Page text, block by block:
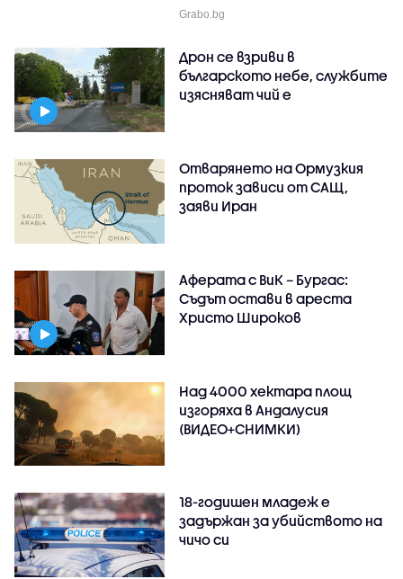
Grabo.bg
Дрон се взриви в
българското небе, службите
изясняват чий е
Отварянето на Ормузкия
проток зависи от САЩ,
заяви Иран
Аферата с ВиК – Бургас:
Съдът остави в ареста
Христо Широков
Над 4000 хектара площ
изгоряха в Андалусия
(ВИДЕО+СНИМКИ)
18-годишен младеж е
задържан за убийството на
чичо си